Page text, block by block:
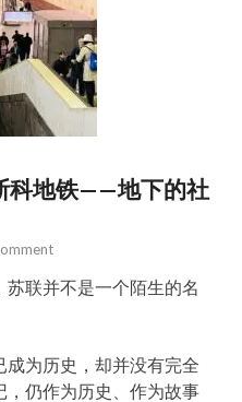
科地铁——地下的社
联并不是一个陌生的名
为历史，却并没有完全
仍作为历史、作为故事